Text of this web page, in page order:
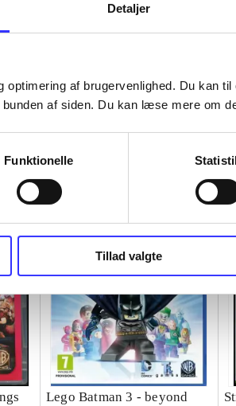
Detaljer
optimering af brugervenlighed. Du kan
af siden. Du kan læse mere om
Funktionelle
Tillad valgte
Lego Batman 3 - beyond